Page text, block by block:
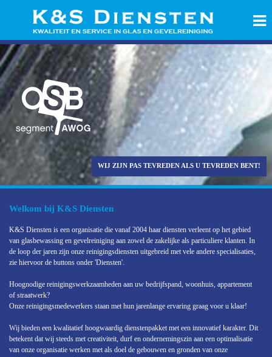
WIJ ZIJN PAS TEVREDEN ALS U TEVREDEN BENT!
Welkom bij K&S Diensten
K&S Diensten is een organisatie die vanaf 2004 haar diensten verleent op het gebied
van glasbewassing en gevelreiniging aan zowel de zakelijke als particuliere klanten. In
de loop der jaren zijn onze reinigingsdiensten uitgebreid met vele andere specialisaties,
zie hiervoor de buttons onder 'Diensten'.
Hoognodige reinigingswerkzaamheden aan uw bedrijfspand, woonhuis, appartement
of straatwerk?
Onze reinigingsmedewerkers staan met hun jarenlange ervaring graag voor u klaar!
Wij bieden een kwalitatief hoogwaardig dienstenpakket met een innovatief karakter. Dit
betekent dat wij steeds met creativiteit, durf en ondernemingszin aan een optimalisatie
van onze organisatie werken met als doel de gebouwen en gronden van onze